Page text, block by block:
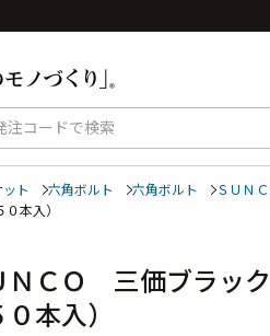
ト 六角ボルト 六角ボルト
ＳＵＮ
０本入）
ＮＣＯ 三価ブラッ
０本入）